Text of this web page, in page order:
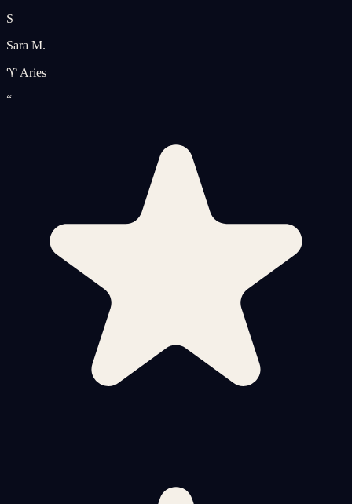
S
Sara M.
♈ Aries
“